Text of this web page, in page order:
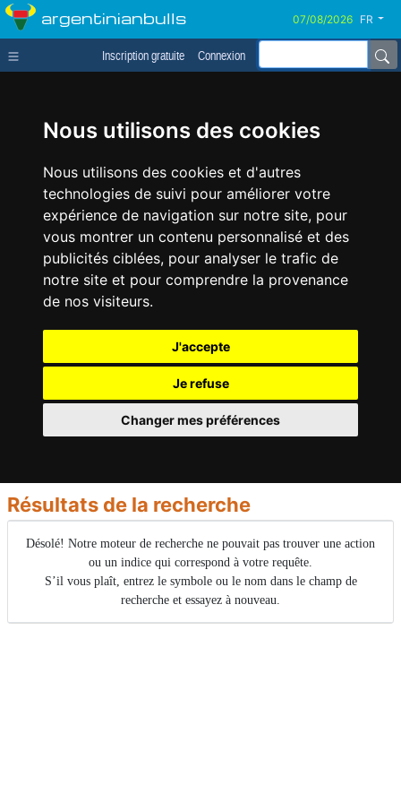
Nous utilisons des cookies
Nous utilisons des cookies et d'autres
technologies de suivi pour améliorer votre
expérience de navigation sur notre site, pour
vous montrer un contenu personnalisé et des
publicités ciblées, pour analyser le trafic de
notre site et pour comprendre la provenance
de nos visiteurs.
J'accepte
Je refuse
Changer mes préférences
argentinianbulls FR
Inscription gratuite Connexion
Résultats de la recherche
Désolé! Notre moteur de recherche ne pouvait pas trouver une action
ou un indice qui correspond à votre requête.
S’il vous plaît, entrez le symbole ou le nom dans le champ de
recherche et essayez à nouveau.